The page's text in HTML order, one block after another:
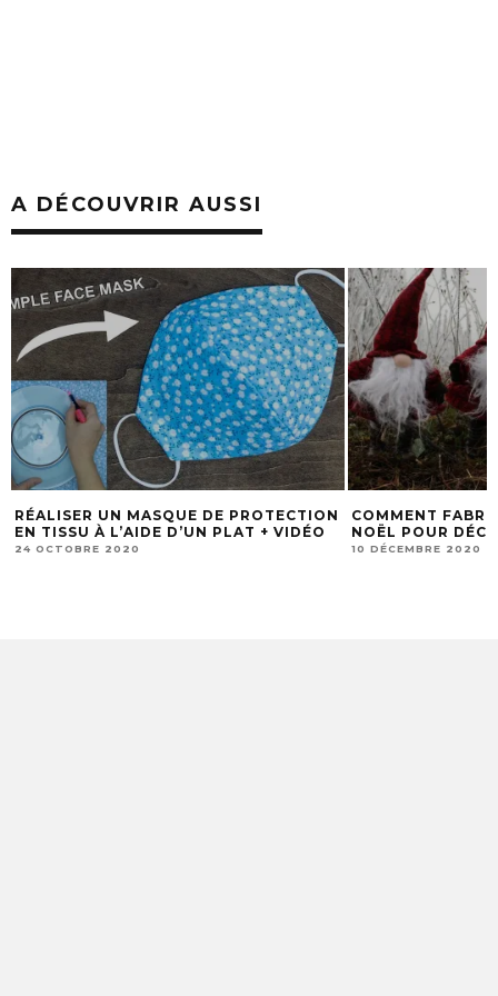
A DÉCOUVRIR AUSSI
RÉALISER UN MASQUE DE PROTECTION
EN TISSU À L’AIDE D’UN PLAT + VIDÉO
24 OCTOBRE 2020
COMMENT
NOËL POUR
10 DÉCEMBRE 2020